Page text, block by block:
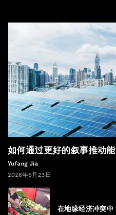
如何通过更好的叙事推动
Yufang Jia
2026年6月23日
在地缘经济冲突中